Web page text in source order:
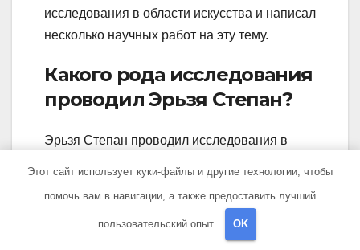
исследования в области искусства и написал
несколько научных работ на эту тему.
Какого рода исследования
проводил Эрьзя Степан?
Эрьзя Степан проводил исследования в
Он писал научные работы, в которых
анализировал и интерпретировал
Этот сайт использует куки-файлы и другие технологии, чтобы
помочь вам в навигации, а также предоставить лучший
пользовательский опыт. OK